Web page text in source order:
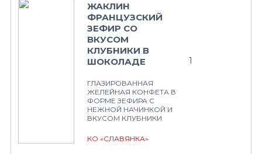
ЖАКЛИН
ФРАНЦУЗСКИЙ
ЗЕФИР СО
ВКУСОМ
КЛУБНИКИ В
ШОКОЛАДЕ
ГЛАЗИРОВАННАЯ
ЖЕЛЕЙНАЯ КОНФЕТА В
ФОРМЕ ЗЕФИРА С
НЕЖНОЙ НАЧИНКОЙ И
ВКУСОМ КЛУБНИКИ
КО «СЛАВЯНКА»
1